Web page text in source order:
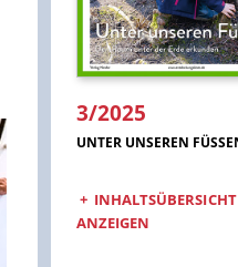
3/2025
:
UNTER UNSEREN FÜSSEN
INHALTSÜBERSICHT
ANZEIGEN